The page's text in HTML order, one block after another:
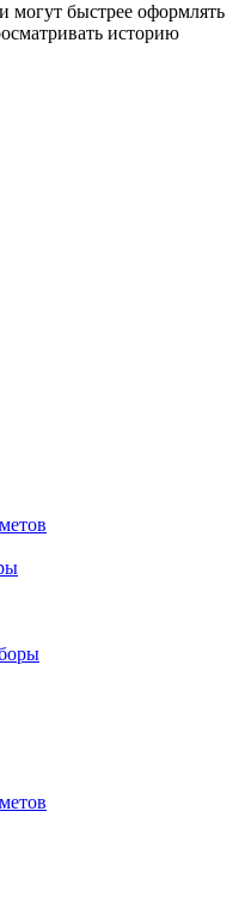
могут быстрее оформлять
историю